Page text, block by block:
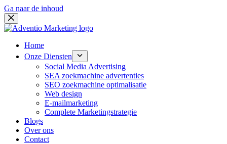
Ga naar de inhoud
Home
Onze Diensten
Social Media Advertising
SEA zoekmachine advertenties
SEO zoekmachine optimalisatie
Web design
E-mailmarketing
Complete Marketingstrategie
Blogs
Over ons
Contact